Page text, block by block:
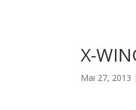
X-
Mai 27, 2013